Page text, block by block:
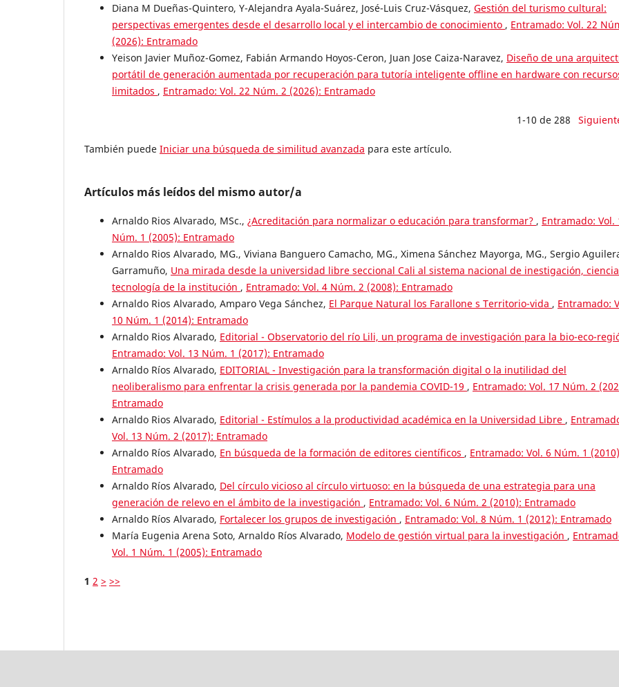
Diana M Dueñas-Quintero, Y-Alejandra Ayala-Suárez, José-Luis Cruz-Vásquez, Gestión del turismo cultural:
perspectivas emergentes desde el desarrollo local y el intercambio de conocimiento , Entramado: Vol. 22
(2026): Entramado
Yeison Javier Muñoz-Gomez, Fabián Armando Hoyos-Ceron, Juan Jose Caiza-Naravez, Diseño de una
portátil de generación aumentada por recuperación para tutoría inteligente offline en hardware con
limitados , Entramado: Vol. 22 Núm. 2 (2026): Entramado
1-10 de 288
También puede Iniciar una búsqueda de similitud avanzada para este artículo.
Artículos más leídos del mismo autor/a
Arnaldo Rios Alvarado, MSc., ¿Acreditación para normalizar o educación para transformar? , Entramado: Vol.
Núm. 1 (2005): Entramado
Arnaldo Rios Alvarado, MG., Viviana Banguero Camacho, MG., Ximena Sánchez Mayorga, MG., Sergio
Garramuño, Una mirada desde la universidad libre seccional Cali al sistema nacional de inestigación,
tecnología de la institución , Entramado: Vol. 4 Núm. 2 (2008): Entramado
Arnaldo Rios Alvarado, Amparo Vega Sánchez, El Parque Natural los Farallone s Territorio-vida , Entramado:
10 Núm. 1 (2014): Entramado
Arnaldo Rios Alvarado, Editorial - Observatorio del río Lili, un programa de investigación para la bio-eco-
Entramado: Vol. 13 Núm. 1 (2017): Entramado
Arnaldo Ríos Alvarado, EDITORIAL - Investigación para la transformación digital o la inutilidad del
neoliberalismo para enfrentar la crisis generada por la pandemia COVID-19 , Entramado: Vol. 17 Núm. 2
Entramado
Arnaldo Rios Alvarado, Editorial - Estímulos a la productividad académica en la Universidad Libre ,
Vol. 13 Núm. 2 (2017): Entramado
Arnaldo Ríos Alvarado, En búsqueda de la formación de editores científicos , Entramado: Vol. 6 Núm. 1
Entramado
Arnaldo Ríos Alvarado, Del círculo vicioso al círculo virtuoso: en la búsqueda de una estrategia para una
generación de relevo en el ámbito de la investigación , Entramado: Vol. 6 Núm. 2 (2010): Entramado
Arnaldo Ríos Alvarado, Fortalecer los grupos de investigación , Entramado: Vol. 8 Núm. 1 (2012): Entramado
María Eugenia Arena Soto, Arnaldo Ríos Alvarado, Modelo de gestión virtual para la investigación ,
Vol. 1 Núm. 1 (2005): Entramado
1 2 > >>